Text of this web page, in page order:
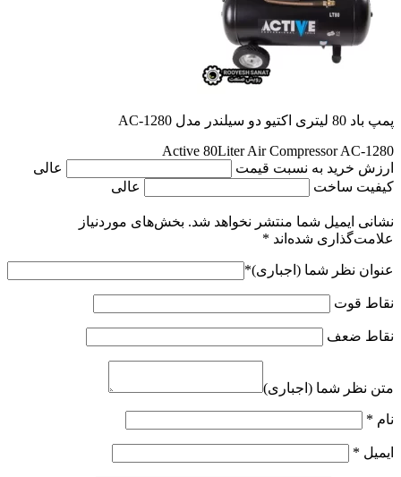
پمپ باد 80 لیتری اکتیو دو سیلندر مدل AC-1280
Active 80Liter Air Compressor AC-1280
ارزش خرید به نسبت قیمت
عالی
کیفیت ساخت
عالی
نشانی ایمیل شما منتشر نخواهد شد. بخش‌های موردنیاز
علامت‌گذاری شده‌اند *
عنوان نظر شما (اجباری)*
نقاط قوت
نقاط ضعف
متن نظر شما (اجباری)
نام *
ایمیل *